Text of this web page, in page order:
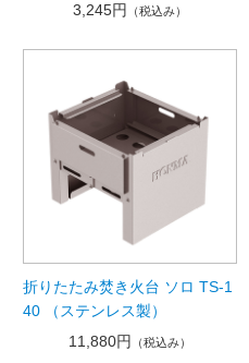
3,245円
（税込み）
折りたたみ焚き火台 ソロ TS-1
40 （ステンレス製）
11,880円
（税込み）